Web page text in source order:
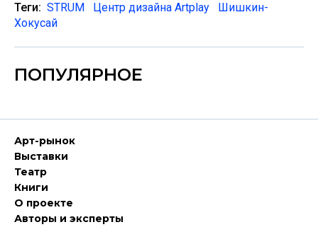
Теги: STRUM Центр дизайна Artplay
Шишкин-
Хокусай
ПОПУЛЯРНОЕ
Арт-рынок
Выставки
Театр
Книги
О проекте
Авторы и эксперты